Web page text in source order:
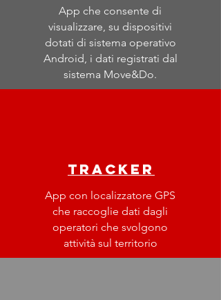
App che consente di
visualizzare, su dispositivi
dotati di sistema operativo
Android, i dati registrati dal
sistema Move&Do.
tracker
App con localizzatore GPS
che raccoglie dati dagli
operatori che svolgono
attività sul territorio